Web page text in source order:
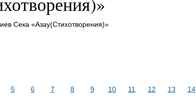
Сека «Азау(Стихотворения)»
5 6 7 8 9 10 11 12 13 14